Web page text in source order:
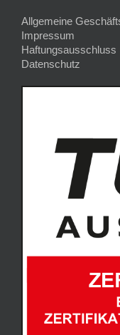
Allgemeine
Impressum
Haftungsausschluss
Datenschutz